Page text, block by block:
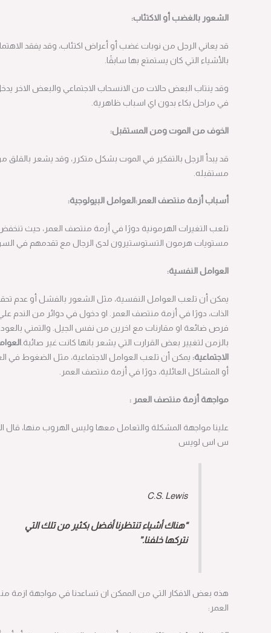
الشعور بالغضب أو الاكتئاب:
قد يعاني الرجل من نوبات غضب أو أعراض اكتئاب، وقد يفقد الاهتمام
بالأشياء التي كان يستمتع بها سابقًا.
وقد ينتاب البعض حالات من الانسحاب الاجتماعي والبعض الاخر يدخل
في مراحل بكاء بدون اي اسباب ظاهرية.
الخوف من الموت ومن المستقبل:
قد يبدأ الرجل بالتفكير في الموت بشكل متكرر، وقد يشعر بالقلق من
مستقبله.
أسباب أزمة منتصف العمر:العوامل البيولوجية:
تلعب التغيرات الهرمونية دورًا في أزمة منتصف العمر، حيث تنخفض
مستويات هرمون التستوستيرون لدى الرجال مع تقدمهم في السن.
العوامل النفسية:
يمكن أن تلعب العوامل النفسية، مثل الشعور بالفشل أو عدم تحقيق
الذات، دورًا في أزمة منتصف العمر. او دخول في دوائر من الندم علي
فرص ضائعة او مقارنات مع اخرين من نفس الجيل. والتمني بالعودة
بالزمن لتغيير بعض القرارت التي يشعر بانها كانت غير صائبة.العوامل
الاجتماعية:يمكن أن تلعب العوامل الاجتماعية، مثل الضغوط في العمل
أو المشاكل العائلية، دورًا في أزمة منتصف العمر.
مواجهة أزمة منتصف العمر :
علينا مواجهة المشكلة والتعامل معها وليس الهروب منها، قال الكاتب
س اس لويس
C.S. Lewis
“هناك أشياء تنتظرنا أفضل بكثير من تلك التي
نتركها خلفنا.”
هذه بعض الافكار التي من الممكن ان تساعدنا في مواجهة ازمة منتصف